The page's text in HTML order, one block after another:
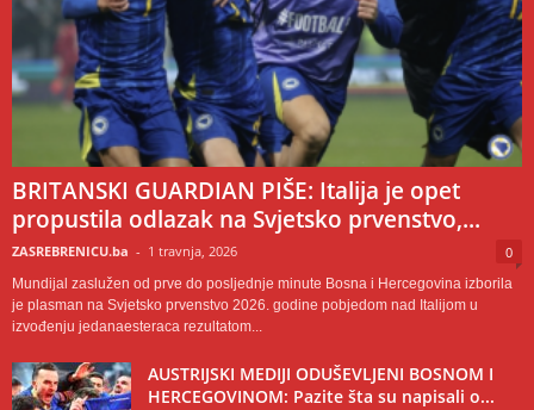
BRITANSKI GUARDIAN PIŠE: Italija je opet
propustila odlazak na Svjetsko prvenstvo,...
ZASREBRENICU.ba - 1 travnja, 2026 0
Mundijal zaslužen od prve do posljednje minute Bosna i Hercegovina izborila
je plasman na Svjetsko prvenstvo 2026. godine pobjedom nad Italijom u
izvođenju jedanaesteraca rezultatom...
AUSTRIJSKI MEDIJI ODUŠEVLJENI BOSNOM I
HERCEGOVINOM: Pazite šta su napisali o...